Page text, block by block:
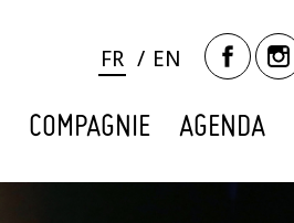
FR EN
COMPAGNIE AGENDA